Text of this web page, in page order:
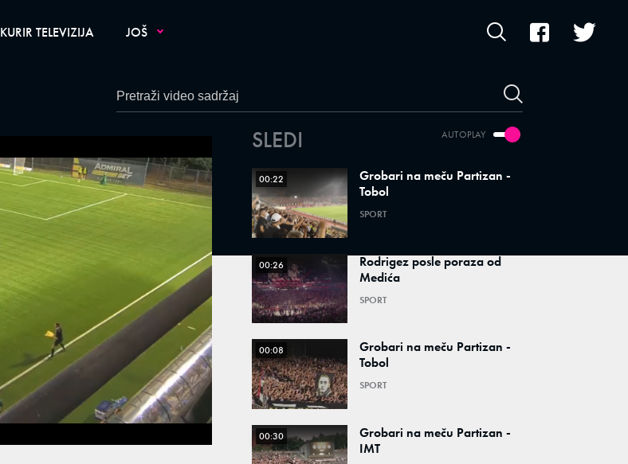
KURIR TELEVIZIJA JOŠ
AUTOPLAY
SLEDI
00:22
Grobari na meču Partizan -
Tobol
SPORT
00:26
Rodrigez posle poraza od
Medića
SPORT
00:08
Grobari na meču Partizan -
Tobol
SPORT
00:30
Grobari na meču Partizan -
IMT